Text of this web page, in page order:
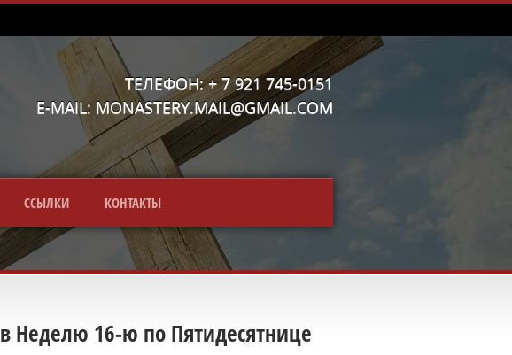
ТЕЛЕФОН: + 7 921 745-0151
E-MAIL: MONASTERY.MAIL@GMAIL.COM
CСЫЛКИ КОНТАКТЫ
Неделю 16-ю по Пятидесятнице